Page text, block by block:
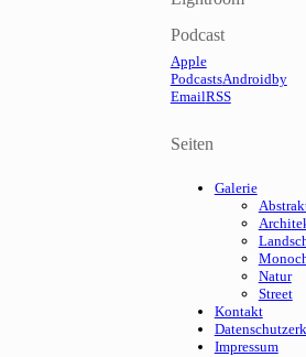
Podcast
Apple
PodcastsAndroidby
EmailRSS
Seiten
Galerie
Natur
Street
Kontakt
Impressum